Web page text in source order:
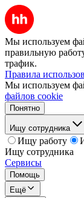
Мы используем
правильную
трафик.
Правила
Мы используем
файлов cookie
Понятно
Ищу сотрудника
Ищу работу
Ищу сотрудника
Сервисы
Помощь
Ещё